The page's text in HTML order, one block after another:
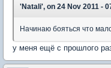
'Natali', on 24 Nov 2011 -
Начинаю бояться что
у меня ещё с прошлого